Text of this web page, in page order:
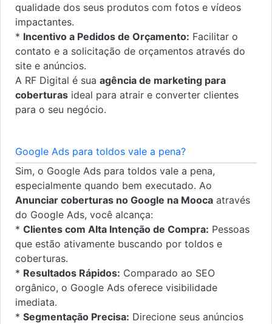
qualidade dos seus produtos com fotos e vídeos
impactantes.
* Incentivo a Pedidos de Orçamento: Facilitar o
contato e a solicitação de orçamentos através do
site e anúncios.
A RF Digital é sua agência de marketing para
coberturas ideal para atrair e converter clientes
para o seu negócio.
Google Ads para toldos vale a pena?
Sim, o Google Ads para toldos vale a pena,
especialmente quando bem executado. Ao
Anunciar coberturas no Google na Mooca através
do Google Ads, você alcança:
* Clientes com Alta Intenção de Compra: Pessoas
que estão ativamente buscando por toldos e
coberturas.
* Resultados Rápidos: Comparado ao SEO
orgânico, o Google Ads oferece visibilidade
imediata.
* Segmentação Precisa: Direcione seus anúncios